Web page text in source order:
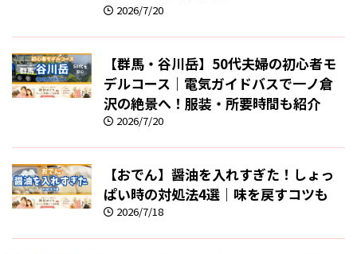
2026/7/20
【群馬・谷川岳】50代夫婦の初心者モ
デルコース｜電気ガイドバスで一ノ倉
沢の絶景へ！服装・所要時間も紹介
2026/7/20
【おでん】醤油を入れすぎた！しょっ
ぱい時の対処法4選｜味を戻すコツも
2026/7/18